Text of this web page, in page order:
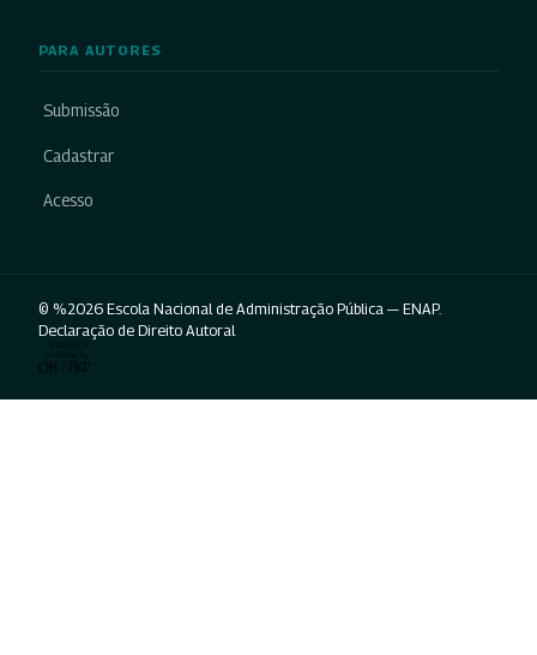
PARA AUTORES
Submissão
Cadastrar
Acesso
© %2026 Escola Nacional de Administração Pública — ENAP.
Declaração de Direito Autoral